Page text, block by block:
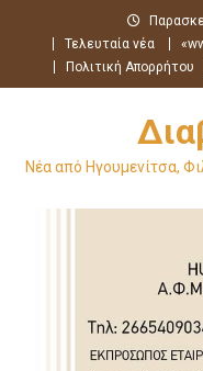
περιεχόμενο
Τελευταία νέα
Πολιτική Απορρήτου
Νέα από Ηγουμενίτσα,